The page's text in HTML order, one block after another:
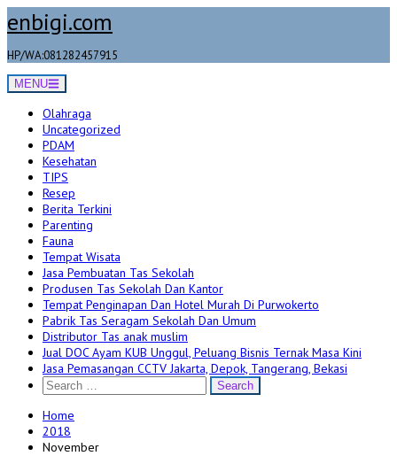
to
enbigi.com
HP/WA:081282457915
MENU
Olahraga
Uncategorized
PDAM
Kesehatan
TIPS
Resep
Berita Terkini
Parenting
Fauna
Tempat Wisata
Jasa Pembuatan Tas Sekolah
Produsen Tas Sekolah Dan Kantor
Tempat Penginapan Dan Hotel Murah Di Purwokerto
Pabrik Tas Seragam Sekolah Dan Umum
Distributor Tas anak muslim
Jual DOC Ayam KUB Unggul, Peluang Bisnis Ternak Masa Kini
Jasa Pemasangan CCTV Jakarta, Depok, Tangerang, Bekasi
Search
for:
Home
2018
November